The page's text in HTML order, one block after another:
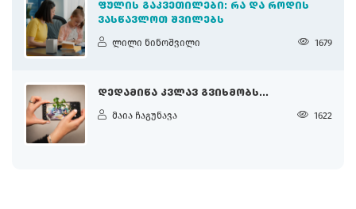
ᲤᲣᲚᲘᲡ ᲒᲐᲙᲕᲔᲗᲘᲚᲔᲑᲘ: ᲠᲐ ᲓᲐ ᲠᲝᲓᲘᲡ
ᲕᲐᲡᲬᲐᲕᲚᲝᲗ ᲨᲕᲘᲚᲔᲑᲡ
ლილი ნინოშვილი 1679
ᲓᲔᲓᲐᲛᲘᲬᲐ ᲙᲕᲚᲐᲕ ᲒᲕᲘᲮᲛᲝᲑᲡ...
მაია ჩაგუნავა 1622